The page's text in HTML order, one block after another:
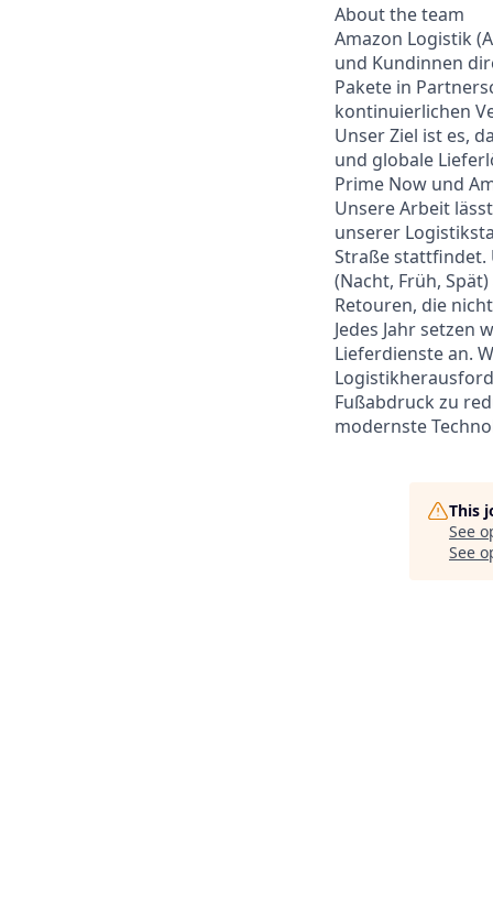
About the team
Amazon Logistik
und Kundinnen
Pakete in
kontinuierlichen
Unser Ziel ist es,
und globale
Prime Now und
Unsere Arbeit
unserer
Straße stattfindet.
(Nacht, Früh,
Retouren, die
Jedes Jahr
Lieferdienste an.
Fußabdruck zu
modernste
This
See
See